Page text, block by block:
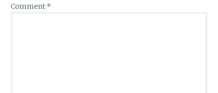
Comment *